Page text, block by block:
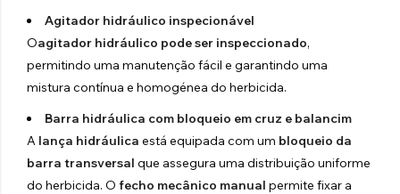
Agitador hidráulico inspecionável
Oagitador hidráulico pode ser inspeccionado,
permitindo uma manutenção fácil e garantindo uma
mistura contínua e homogénea do herbicida.
Barra hidráulica com bloqueio em cruz e balancim
A lança hidráulica está equipada com um bloqueio da
barra transversal que assegura uma distribuição uniforme
do herbicida. O fecho mecânico manual permite fixar a